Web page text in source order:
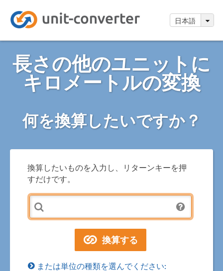
日本語
長さの他のユニットに
キロメートルの変換
何を換算したいですか？
換算したいものを入力し、リターンキーを押
すだけです。
または単位の種類を選んでください: